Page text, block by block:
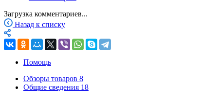
Загрузка комментариев...
Назад к списку
Помощь
Обзоры товаров 8
Общие сведения 18